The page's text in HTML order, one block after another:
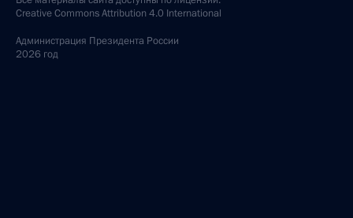
Creative Commons Attribution 4.0 International
Администрация Президента России
2026 год